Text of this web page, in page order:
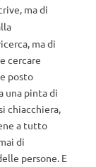
ma di
ma di
cercare
posto
una pinta di
chiacchiera,
a tutto
di
persone. E